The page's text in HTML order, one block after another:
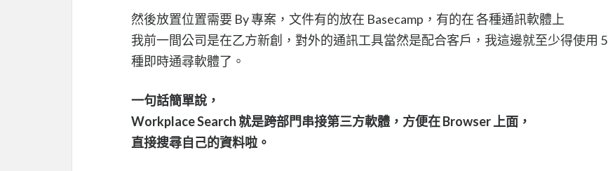
然後放置位置需要 By 專案，文件有的放在 Basecamp，有的在 各種通訊軟體上
我前一間公司是在乙方新創，對外的通訊工具當然是配合客戶，我這邊就至少得使用 5
種即時通尋軟體了。
一句話簡單說，
Workplace Search 就是跨部門串接第三方軟體，方便在 Browser 上面，
直接搜尋自己的資料啦。